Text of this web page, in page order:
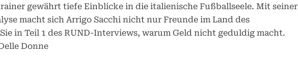
gewährt tiefe Einblicke in die italienische Fußballseele. Mit seiner
macht sich Arrigo Sacchi nicht nur Freunde im Land des
in Teil 1 des RUND-Interviews, warum Geld nicht geduldig macht.
Donne